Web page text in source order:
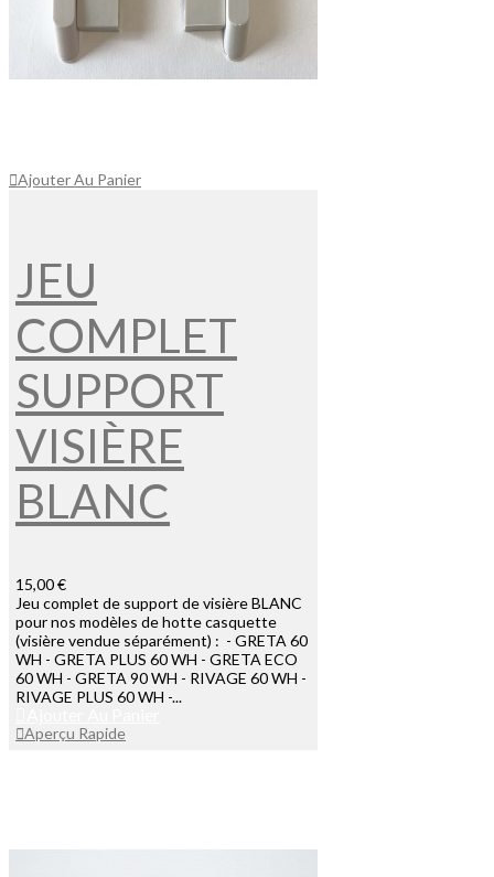
Ajouter Au Panier
JEU
COMPLET
SUPPORT
VISIÈRE
BLANC
15,00 €
Jeu complet de support de visière BLANC
pour nos modèles de hotte casquette
(visière vendue séparément) : - GRETA 60
WH - GRETA PLUS 60 WH - GRETA ECO
60 WH - GRETA 90 WH - RIVAGE 60 WH -
RIVAGE PLUS 60 WH -...
Aperçu Rapide